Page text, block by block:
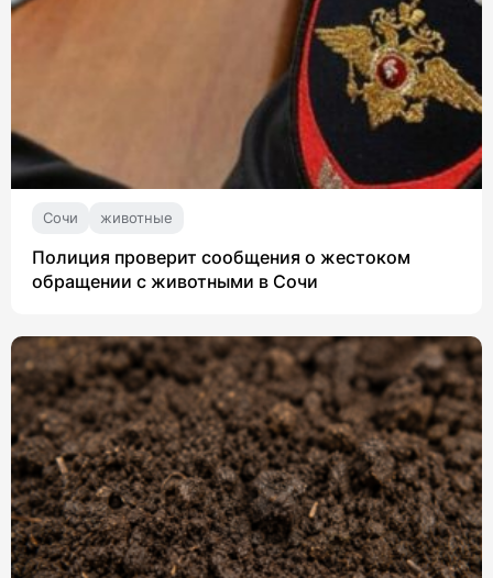
Сочи животные
Полиция проверит сообщения о жестоком
обращении с животными в Сочи